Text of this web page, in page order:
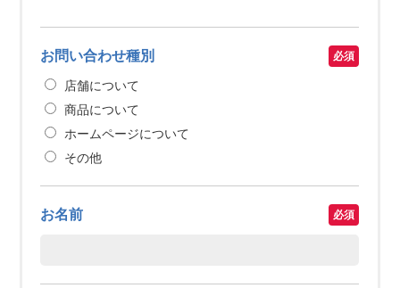
お問い合わせ種別
店舗について
商品について
ホームページについて
その他
お名前